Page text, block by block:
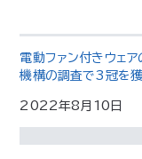
電動ファン付きウェア
機構の調査で3冠を獲
2022年8月10日